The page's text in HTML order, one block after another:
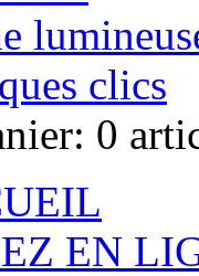
0
EN